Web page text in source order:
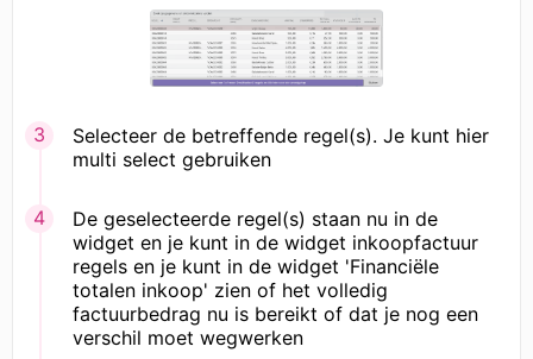
Selecteer de betreffende regel(s). Je kunt hier
multi select gebruiken
De geselecteerde regel(s) staan nu in de
widget en je kunt in de widget inkoopfactuur
regels en je kunt in de widget 'Financiële
totalen inkoop' zien of het volledig
factuurbedrag nu is bereikt of dat je nog een
verschil moet wegwerken